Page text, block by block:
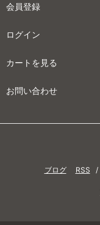
会員登録
ログイン
カートを見る
お問い合わせ
ブログ RSS /